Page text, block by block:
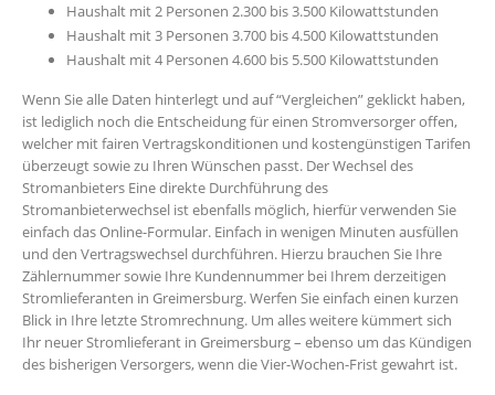
Haushalt mit 2 Personen 2.300 bis 3.500 Kilowattstunden
Haushalt mit 3 Personen 3.700 bis 4.500 Kilowattstunden
Haushalt mit 4 Personen 4.600 bis 5.500 Kilowattstunden
Wenn Sie alle Daten hinterlegt und auf “Vergleichen” geklickt haben,
ist lediglich noch die Entscheidung für einen Stromversorger offen,
welcher mit fairen Vertragskonditionen und kostengünstigen Tarifen
überzeugt sowie zu Ihren Wünschen passt. Der Wechsel des
Stromanbieters Eine direkte Durchführung des
Stromanbieterwechsel ist ebenfalls möglich, hierfür verwenden Sie
einfach das Online-Formular. Einfach in wenigen Minuten ausfüllen
und den Vertragswechsel durchführen. Hierzu brauchen Sie Ihre
Zählernummer sowie Ihre Kundennummer bei Ihrem derzeitigen
Stromlieferanten in Greimersburg. Werfen Sie einfach einen kurzen
Blick in Ihre letzte Stromrechnung. Um alles weitere kümmert sich
Ihr neuer Stromlieferant in Greimersburg – ebenso um das Kündigen
des bisherigen Versorgers, wenn die Vier-Wochen-Frist gewahrt ist.